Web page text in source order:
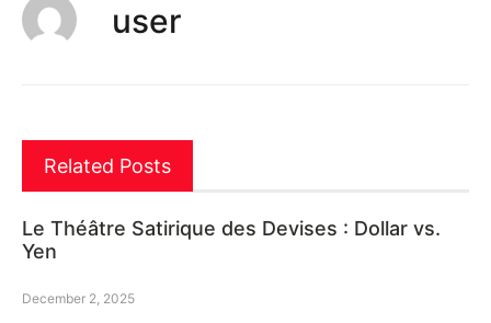
user
Related Posts
Le Théâtre Satirique des Devises : Dollar vs.
Yen
December 2, 2025